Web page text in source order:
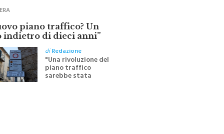
piano traffico? Un
indietro di dieci anni”
diRedazione
"Una rivoluzione del
piano traffico
sarebbe stata
efficace se preceduta